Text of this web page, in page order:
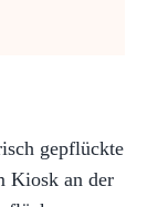
gepflückte
Kiosk an der